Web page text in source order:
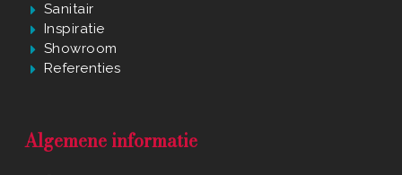
Sanitair
Inspiratie
Showroom
Referenties
Algemene informatie